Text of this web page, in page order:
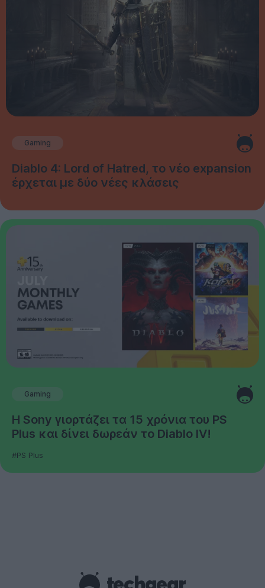
Gaming
Diablo 4: Lord of Hatred, το νέο expansion
έρχεται με δύο νέες κλάσεις
Gaming
Η Sony γιορτάζει τα 15 χρόνια του PS
Plus και δίνει δωρεάν το Diablo IV!
#PS Plus